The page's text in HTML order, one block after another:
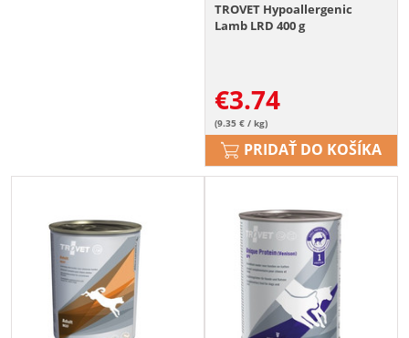
TROVET Hypoallergenic
Lamb LRD 400 g
€3.74
(9.35 € / kg)
PRIDAŤ DO KOŠÍKA